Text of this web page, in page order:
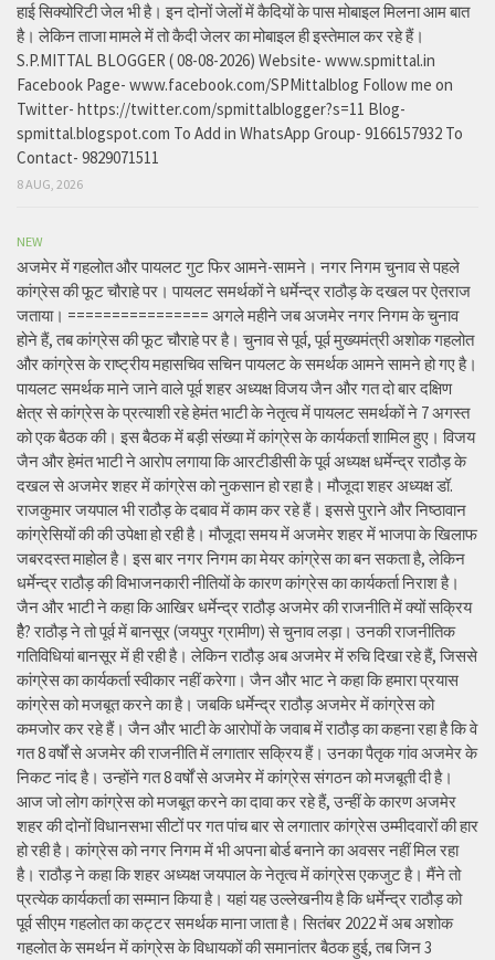
हाई सिक्योरिटी जेल भी है। इन दोनों जेलों में कैदियों के पास मोबाइल मिलना आम बात
है। लेकिन ताजा मामले में तो कैदी जेलर का मोबाइल ही इस्तेमाल कर रहे हैं।
S.P.MITTAL BLOGGER ( 08-08-2026) Website- www.spmittal.in
Facebook Page- www.facebook.com/SPMittalblog Follow me on
Twitter- https://twitter.com/spmittalblogger?s=11 Blog-
spmittal.blogspot.com To Add in WhatsApp Group- 9166157932 To
Contact- 9829071511
8 AUG, 2026
NEW
अजमेर में गहलोत और पायलट गुट फिर आमने-सामने। नगर निगम चुनाव से पहले
कांग्रेस की फूट चौराहे पर। पायलट समर्थकों ने धर्मेन्द्र राठौड़ के दखल पर ऐतराज
जताया। ================ अगले महीने जब अजमेर नगर निगम के चुनाव
होने हैं, तब कांग्रेस की फूट चौराहे पर है। चुनाव से पूर्व, पूर्व मुख्यमंत्री अशोक गहलोत
और कांग्रेस के राष्ट्रीय महासचिव सचिन पायलट के समर्थक आमने सामने हो गए है।
पायलट समर्थक माने जाने वाले पूर्व शहर अध्यक्ष विजय जैन और गत दो बार दक्षिण
क्षेत्र से कांग्रेस के प्रत्याशी रहे हेमंत भाटी के नेतृत्व में पायलट समर्थकों ने 7 अगस्त
को एक बैठक की। इस बैठक में बड़ी संख्या में कांग्रेस के कार्यकर्ता शामिल हुए। विजय
जैन और हेमंत भाटी ने आरोप लगाया कि आरटीडीसी के पूर्व अध्यक्ष धर्मेन्द्र राठौड़ के
दखल से अजमेर शहर में कांग्रेस को नुकसान हो रहा है। मौजूदा शहर अध्यक्ष डॉ.
राजकुमार जयपाल भी राठौड़ के दबाव में काम कर रहे हैं। इससे पुराने और निष्ठावान
कांग्रेसियों की की उपेक्षा हो रही है। मौजूदा समय में अजमेर शहर में भाजपा के खिलाफ
जबरदस्त माहोल है। इस बार नगर निगम का मेयर कांग्रेस का बन सकता है, लेकिन
धर्मेन्द्र राठौड़ की विभाजनकारी नीतियों के कारण कांग्रेस का कार्यकर्ता निराश है।
जैन और भाटी ने कहा कि आखिर धर्मेन्द्र राठौड़ अजमेर की राजनीति में क्यों सक्रिय
हैै? राठौड़ ने तो पूर्व में बानसूर (जयपुर ग्रामीण) से चुनाव लड़ा। उनकी राजनीतिक
गतिविधियां बानसूर में ही रही है। लेकिन राठौड़ अब अजमेर में रुचि दिखा रहे हैं, जिससे
कांग्रेस का कार्यकर्ता स्वीकार नहीं करेगा। जैन और भाट ने कहा कि हमारा प्रयास
कांग्रेस को मजबूत करने का है। जबकि धर्मेन्द्र राठौड़ अजमेर में कांग्रेस को
कमजोर कर रहे हैं। जैन और भाटी के आरोपों के जवाब में राठौड़ का कहना रहा है कि वे
गत 8 वर्षों से अजमेर की राजनीति में लगातार सक्रिय हैं। उनका पैतृक गांव अजमेर के
निकट नांद है। उन्होंने गत 8 वर्षों से अजमेर में कांग्रेस संगठन को मजबूती दी है।
आज जो लोग कांग्रेस को मजबूत करने का दावा कर रहे हैं, उन्हीं के कारण अजमेर
शहर की दोनों विधानसभा सीटों पर गत पांच बार से लगातार कांग्रेस उम्मीदवारों की हार
हो रही है। कांग्रेस को नगर निगम में भी अपना बोर्ड बनाने का अवसर नहीं मिल रहा
है। राठौड़ ने कहा कि शहर अध्यक्ष जयपाल के नेतृत्व में कांग्रेस एकजुट है। मैंने तो
प्रत्येक कार्यकर्ता का सम्मान किया है। यहां यह उल्लेखनीय है कि धर्मेन्द्र राठौड़ को
पूर्व सीएम गहलोत का कट्टर समर्थक माना जाता है। सितंबर 2022 में अब अशोक
गहलोत के समर्थन में कांग्रेस के विधायकों की समानांतर बैठक हुई, तब जिन 3